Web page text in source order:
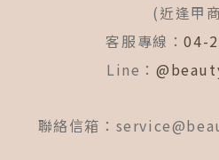
(近逢甲
客服專線：04-
Line：
聯絡信箱：